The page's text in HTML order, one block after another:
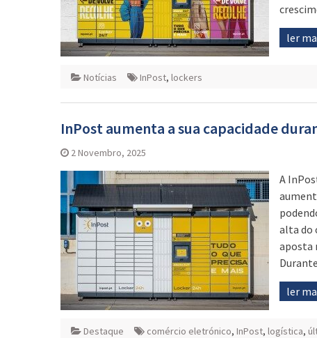
ler
Notícias InPost, lockers
InPost aumenta a sua capacidade
2 Novembro, 2025
A
alta do
aposta
ler
Destaque comércio eletrónico, InPost, logística,